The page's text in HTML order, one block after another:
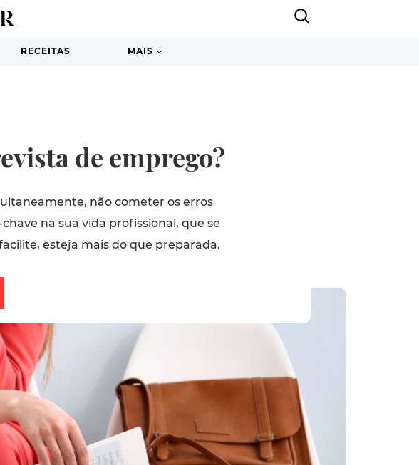
RECEITAS MAIS
de emprego?
não cometer os erros
na sua vida profissional, que se
esteja mais do que preparada.